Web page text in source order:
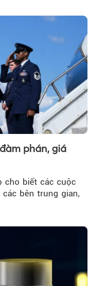
phán, giá
cho biết các cuộc
bên trung gian,